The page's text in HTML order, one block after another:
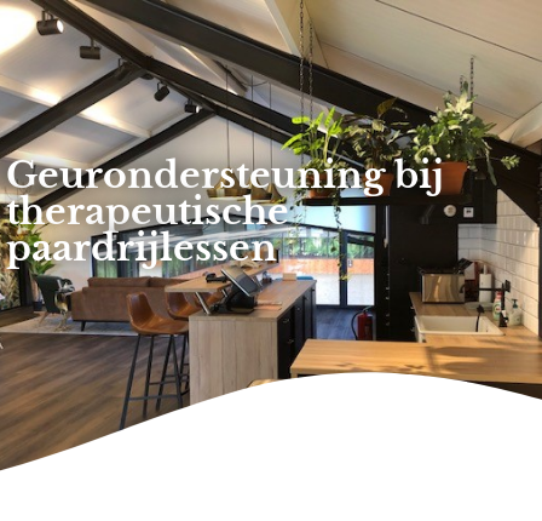
Geurondersteuning bij
therapeutische
paardrijlessen